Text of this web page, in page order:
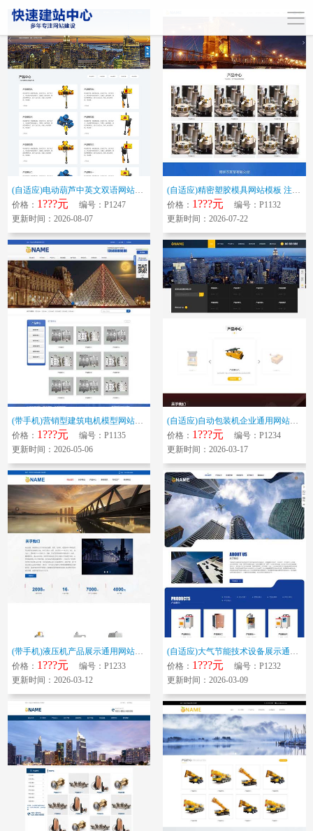
(自适应)电动葫芦中英文双语网站模板 起重设备网站源码下载
价格： 1???元 编号：P1247
更新时间：2026-08-07
(自适应)精密塑胶模具网站模板 注塑工艺加工网站源码下载
价格： 1???元 编号：P1132
更新时间：2026-07-22
(带手机)营销型建筑电机模型网站模板 马达机械装置机备网站源码下载
价格： 1???元 编号：P1135
更新时间：2026-05-06
(自适应)自动包装机企业通用网站模板 机械设备网站源码下载带三级分类
价格： 1???元 编号：P1234
更新时间：2026-03-17
(带手机)液压机产品展示通用网站模板 蓝色液压设备企业网站源码下载
价格： 1???元 编号：P1233
更新时间：2026-03-12
(自适应)大气节能技术设备展示通用网站模板 蓝色节能装置保温材料企业网站...
价格： 1???元 编号：P1232
更新时间：2026-03-09